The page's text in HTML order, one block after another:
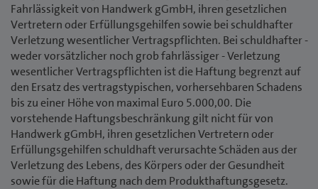
Fahrlässigkeit von Handwerk gGmbH, ihren gesetzlichen
Vertretern oder Erfüllungsgehilfen sowie bei schuldhafter
Verletzung wesentlicher Vertragspflichten. Bei schuldhafter -
weder vorsätzlicher noch grob fahrlässiger - Verletzung
wesentlicher Vertragspflichten ist die Haftung begrenzt auf
den Ersatz des vertragstypischen, vorhersehbaren Schadens
bis zu einer Höhe von maximal Euro 5.000,00. Die
vorstehende Haftungsbeschränkung gilt nicht für von
Handwerk gGmbH, ihren gesetzlichen Vertretern oder
Erfüllungsgehilfen schuldhaft verursachte Schäden aus der
Verletzung des Lebens, des Körpers oder der Gesundheit
sowie für die Haftung nach dem Produkthaftungsgesetz.